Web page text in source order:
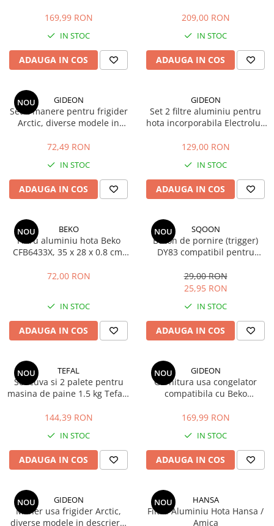
magnetica, 73,5cm x 58cm
169,99 RON
IN STOC
ADAUGA IN COS
RCSA406, K60406, magnetica,
209,00 RON
IN STOC
ADAUGA IN COS
NOU GIDEON
Set 2 manere pentru frigider
Arctic, diverse modele in
21.5 cm
72,49 RON
IN STOC
ADAUGA IN COS
GIDEON
Set 2 filtre aluminiu pentru
hota incorporabila Electrolux
LFP216W
129,00 RON
IN STOC
ADAUGA IN COS
NOU BEKO
Filtru aluminiu hota Beko
CFB6433X, 35 x 28 x 0.8 cm,
72,00 RON
IN STOC
ADAUGA IN COS
NOU SQOON
Buton de pornire (trigger)
DY83 compatibil pentru
piesa de schimb pentru
carcasa 970148-01
29,00 RON
25,95 RON
IN STOC
ADAUGA IN COS
NOU TEFAL
Set cuva si 2 palete pentru
masina de paine 1.5 kg Tefal /
144,39 RON
IN STOC
ADAUGA IN COS
NOU GIDEON
Garnitura usa congelator
compatibila cu Beko
DBK386WD, DBK3862WD,
5cm x 58cm
169,99 RON
IN STOC
ADAUGA IN COS
NOU GIDEON
Maner usa frigider Arctic,
diverse modele in descriere,
NOU HANSA
Filtru Aluminiu Hota Hansa /
Amica